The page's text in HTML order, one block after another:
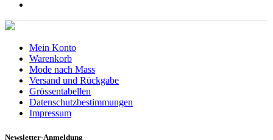
Mein Konto
Warenkorb
Mode nach Mass
Versand und Rückgabe
Grössentabellen
Datenschutzbestimmungen
Impressum
Newsletter-Anmeldung